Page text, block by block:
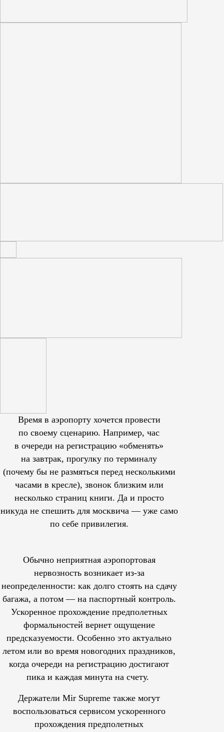
Время в аэропорту хочется провести
по своему сценарию. Например, час
в очереди на регистрацию «обменять»
на завтрак, прогулку по терминалу
(почему бы не размяться перед несколькими
часами в кресле), звонок близким или
несколько страниц книги. Да и просто
никуда не спешить для москвича — уже само
по себе привилегия.
Обычно неприятная аэропортовая
нервозность возникает из-за
неопределенности: как долго стоять на сдачу
багажа, а потом — на паспортный контроль.
Ускоренное прохождение предполетных
формальностей вернет ощущение
предсказуемости. Особенно это актуально
летом или во время новогодних праздников,
когда очереди на регистрацию достигают
пика и каждая минута на счету.
Держатели Mir Supreme также могут
воспользоваться сервисом ускоренного
прохождения предполетных